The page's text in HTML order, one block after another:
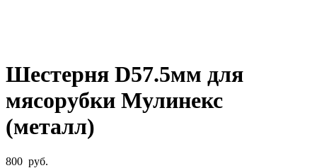
Шестерня D57.5мм для
мясорубки Мулинекс
(металл)
800 руб.